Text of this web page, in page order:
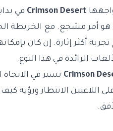
Crimson Desert في
أمر مشجع. مع الخريطة
أكثر إثارة. إن كان
الرائدة في هذا النوع.
Crimson تسير في
اللاعبين الانتظار ورؤية